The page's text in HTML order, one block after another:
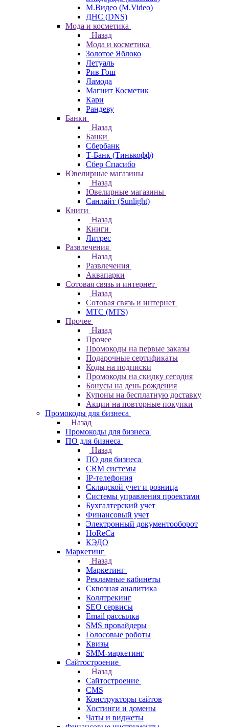
М.Видео (M.Video)
ДНС (DNS)
Мода и косметика
Назад
Мода и косметика
Золотое Яблоко
Летуаль
Рив Гош
Ламода
Магнит Косметик
Кари
Рандеву
Банки
Назад
Банки
Сбербанк
Т-Банк (Тинькофф)
Сбер Спасибо
Ювелирные магазины
Назад
Ювелирные магазины
Санлайт (Sunlight)
Книги
Назад
Книги
Литрес
Развлечения
Назад
Развлечения
Аквапарки
Сотовая связь и интернет
Назад
Сотовая связь и интернет
МТС (MTS)
Прочее
Назад
Прочее
Промокоды на первые заказы
Подарочные сертификаты
Коды на подписки
Промокоды на скидку сегодня
Бонусы на день рождения
Купоны на бесплатную доставку
Акции на повторные покупки
Промокоды для бизнеса
Назад
Промокоды для бизнеса
ПО для бизнеса
Назад
ПО для бизнеса
CRM системы
IP-телефония
Складской учет и розница
Системы управления проектами
Бухгалтерский учет
Финансовый учет
Электронный документооборот
HoReCa
КЭДО
Маркетинг
Назад
Маркетинг
Рекламные кабинеты
Cквозная аналитика
Коллтрекинг
SEO сервисы
Email расcылка
SMS провайдеры
Голосовые роботы
Квизы
SMM-маркетинг
Сайтостроение
Назад
Сайтостроение
CMS
Конструкторы сайтов
Хостинги и домены
Чаты и виджеты